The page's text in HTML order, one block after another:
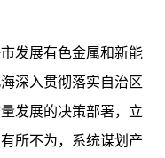
发展有色金属和新能
深入贯彻落实自治区
发展的决策部署，立
所不为，系统谋划产